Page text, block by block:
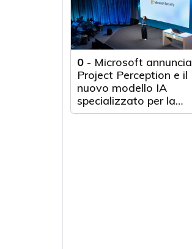
0 - Microsoft annuncia
Project Perception e il
nuovo modello IA
specializzato per la
cybersecurity